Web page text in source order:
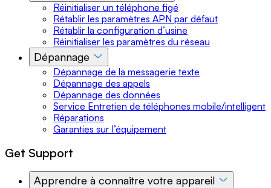
Réinitialiser un téléphone figé
Rétablir les paramètres APN par défaut
Rétablir la configuration d’usine
Réinitialiser les paramètres du réseau
Dépannage
Dépannage de la messagerie texte
Dépannage des appels
Dépannage des données
Service Entretien de téléphones mobile/intelligent
Réparations
Garanties sur l’équipement
Get Support
Apprendre à connaître votre appareil